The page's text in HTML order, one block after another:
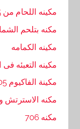
مكينه اللحام من 65 سم بالرجل
مكنه بتلحم
مكينه الكمامه
مكينه التعبئه
مكينة الفاكيوم 605
مكنه الاسترتش
مكنه 706